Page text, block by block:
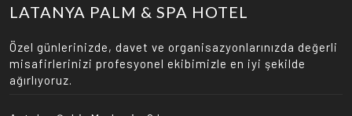
LATANYA PALM & SPA HOTEL
Özel günlerinizde, davet ve organisazyonlarınızda değerli
misafirlerinizi profesyonel ekibimizle en iyi şekilde
ağırlıyoruz.